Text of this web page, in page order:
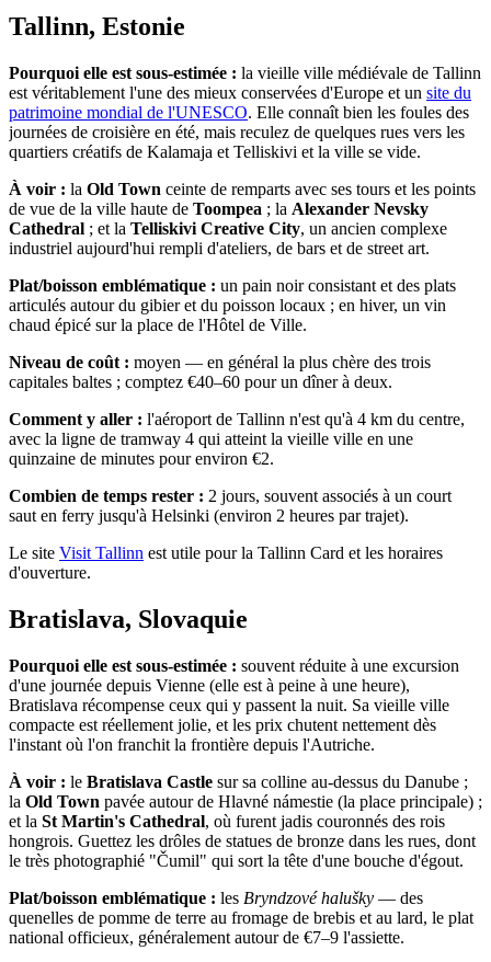
Tallinn, Estonie
Pourquoi elle est sous-estimée : la vieille ville médiévale de Tallinn
est véritablement l'une des mieux conservées d'Europe et un site du
patrimoine mondial de l'UNESCO. Elle connaît bien les foules des
journées de croisière en été, mais reculez de quelques rues vers les
quartiers créatifs de Kalamaja et Telliskivi et la ville se vide.
À voir : la Old Town ceinte de remparts avec ses tours et les points
de vue de la ville haute de Toompea ; la Alexander Nevsky
Cathedral ; et la Telliskivi Creative City, un ancien complexe
industriel aujourd'hui rempli d'ateliers, de bars et de street art.
Plat/boisson emblématique : un pain noir consistant et des plats
articulés autour du gibier et du poisson locaux ; en hiver, un vin
chaud épicé sur la place de l'Hôtel de Ville.
Niveau de coût : moyen — en général la plus chère des trois
capitales baltes ; comptez €40–60 pour un dîner à deux.
Comment y aller : l'aéroport de Tallinn n'est qu'à 4 km du centre,
avec la ligne de tramway 4 qui atteint la vieille ville en une
quinzaine de minutes pour environ €2.
Combien de temps rester : 2 jours, souvent associés à un court
saut en ferry jusqu'à Helsinki (environ 2 heures par trajet).
Le site Visit Tallinn est utile pour la Tallinn Card et les horaires
d'ouverture.
Bratislava, Slovaquie
Pourquoi elle est sous-estimée : souvent réduite à une excursion
d'une journée depuis Vienne (elle est à peine à une heure),
Bratislava récompense ceux qui y passent la nuit. Sa vieille ville
compacte est réellement jolie, et les prix chutent nettement dès
l'instant où l'on franchit la frontière depuis l'Autriche.
À voir : le Bratislava Castle sur sa colline au-dessus du Danube ;
la Old Town pavée autour de Hlavné námestie (la place principale) ;
et la St Martin's Cathedral, où furent jadis couronnés des rois
hongrois. Guettez les drôles de statues de bronze dans les rues, dont
le très photographié "Čumil" qui sort la tête d'une bouche d'égout.
Plat/boisson emblématique : les Bryndzové halušky — des
quenelles de pomme de terre au fromage de brebis et au lard, le plat
national officieux, généralement autour de €7–9 l'assiette.